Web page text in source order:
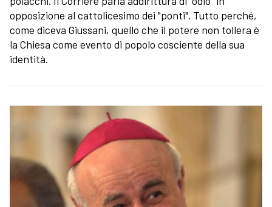
opposizione al cattolicesimo dei "ponti". Tutto perché,
come diceva Giussani, quello che il potere non tollera è
la Chiesa come evento di popolo cosciente della sua
identità.